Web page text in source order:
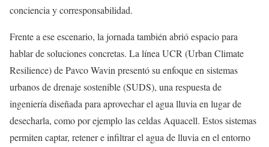
conciencia y corresponsabilidad.
Frente a ese escenario, la jornada también abrió espacio para
hablar de soluciones concretas. La línea UCR (Urban Climate
Resilience) de Pavco Wavin presentó su enfoque en sistemas
urbanos de drenaje sostenible (SUDS), una respuesta de
ingeniería diseñada para aprovechar el agua lluvia en lugar de
desecharla, como por ejemplo las celdas Aquacell. Estos sistemas
permiten captar, retener e infiltrar el agua de lluvia en el entorno